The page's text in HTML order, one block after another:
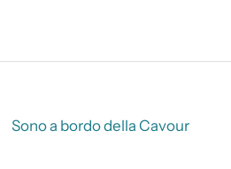
Sono a bordo della Cavour